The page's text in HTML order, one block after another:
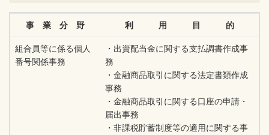
事 業 分 野 利 用 目 的
組合員等に係る個人
番号関係事務
・出資配当金に関する支払調書作成事
務
・金融商品取引に関する法定書類作成
事務
・金融商品取引に関する口座の申請・
届出事務
・非課税貯蓄制度等の適用に関する事